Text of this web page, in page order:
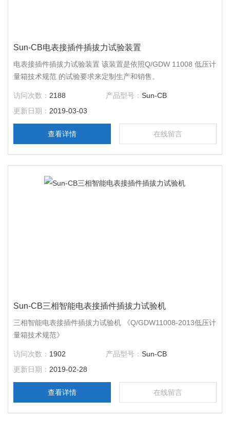
Sun-CB电表接插件插拔力试验装置
电表接插件插拔力试验装置 该装置是依照Q/GDW 11008 低压计
量箱技术规范 的试验要求来定制生产和销售。
访问次数： 2188 产品型号：Sun-CB
更新日期： 2019-03-03
查看详情 在线留言
Sun-CB三相智能电表接插件插拔力试验机
三相智能电表接插件插拔力试验机 《Q/GDW11008-2013低压计
量箱技术规范》
访问次数： 1902 产品型号：Sun-CB
更新日期： 2019-02-28
查看详情 在线留言